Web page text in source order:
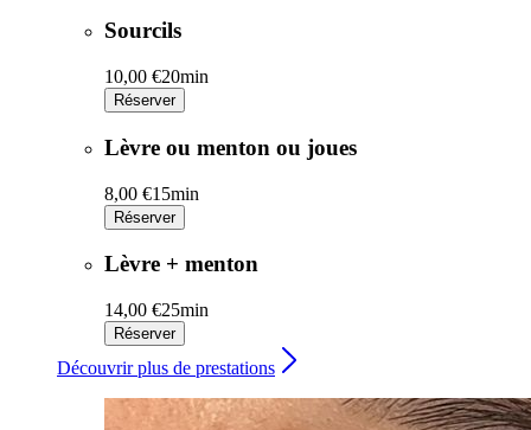
Sourcils
10,00 €20min
Réserver
Lèvre ou menton ou joues
8,00 €15min
Réserver
Lèvre + menton
14,00 €25min
Réserver
Découvrir plus de prestations